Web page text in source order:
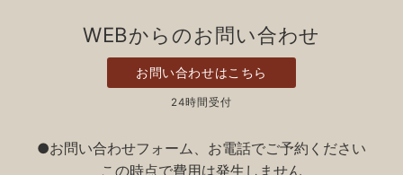
WEBからのお問い合わせ
お問い合わせはこちら
24時間受付
●お問い合わせフォーム、お電話でご予約ください
この時点で費用は発生しません